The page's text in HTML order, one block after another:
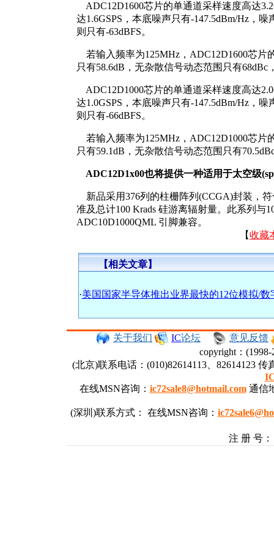
ADC12D1600芯片的单通道采样速度高达
达1.6GSPS，本底噪声只有-147.5dBm/Hz，
则只有-63dBFS。
若输入频率为125MHz，ADC12D1600芯片
只有58.6dB，无杂散信号动态范围只有68dBc
ADC12D1000芯片的单通道采样速度高达
达1.0GSPS，本底噪声只有-147.5dBm/Hz，
则只有-66dBFS。
若输入频率为125MHz，ADC12D1000芯片
只有59.1dB，无杂散信号动态范围只有
ADC12D1x00也将提供一种适用于太空级
新品采用376列的柱栅阵列(CCGA)封装，
准及总计100 Krads 硅游离辐射量。此系列与
ADC10D1000QML 引脚兼容。
【收藏
【相关文章】
·美国国家半导体推出业界最快的12位模拟/数
关于我们 IC论坛
意见反馈
copyright：
(北京)联系电话：(010)82614113、82614123 传
在线MSN咨询： ic72sale8@hotmail.com通信
(深圳)联系方式： 在线MSN咨询：
注 册 号：